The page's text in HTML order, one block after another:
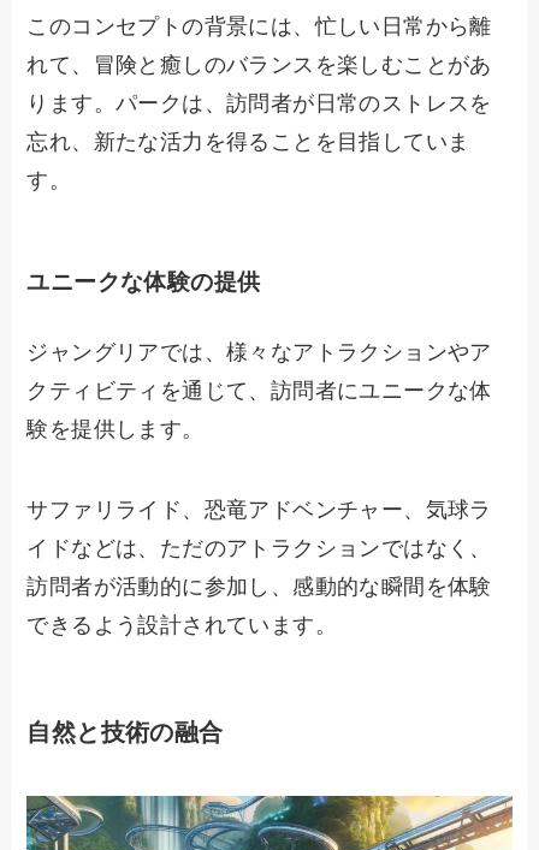
このコンセプトの背景には、忙しい日常から離
れて、冒険と癒しのバランスを楽しむことがあ
ります。パークは、訪問者が日常のストレスを
忘れ、新たな活力を得ることを目指していま
す。
ユニークな体験の提供
ジャングリアでは、様々なアトラクションやア
クティビティを通じて、訪問者にユニークな体
験を提供します。
サファリライド、恐竜アドベンチャー、気球ラ
イドなどは、ただのアトラクションではなく、
訪問者が活動的に参加し、感動的な瞬間を体験
できるよう設計されています。
自然と技術の融合